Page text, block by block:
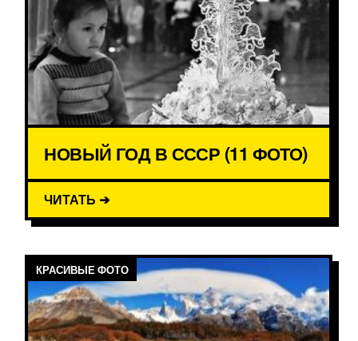
НОВЫЙ ГОД В СССР (11 ФОТО)
ЧИТАТЬ ➔
КРАСИВЫЕ ФОТО